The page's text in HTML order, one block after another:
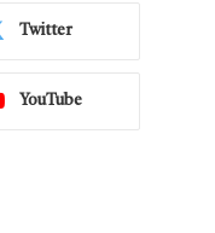
Twitter
YouTube